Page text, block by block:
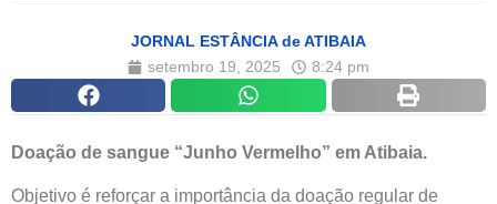
JORNAL ESTÂNCIA de ATIBAIA
setembro 19, 2025
8:24 pm
Doação de sangue “Junho Vermelho” em Atibaia.
Objetivo é reforçar a importância da doação regular de